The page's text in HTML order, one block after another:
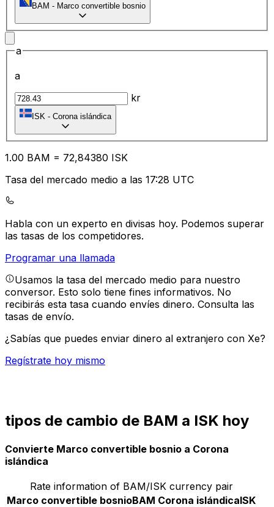
BAM - Marco convertible bosnio
a
a
kr
ISK - Corona islándica
1.00 BAM = 72,84380 ISK
Tasa del mercado medio a las 17:28 UTC
Habla con un experto en divisas hoy. Podemos superar
las tasas de los competidores.
Programar una llamada
Usamos la tasa del mercado medio para nuestro
conversor. Esto solo tiene fines informativos. No
recibirás esta tasa cuando envíes dinero. Consulta las
tasas de envío.
¿Sabías que puedes enviar dinero al extranjero con Xe?
Regístrate hoy mismo
tipos de cambio de BAM a ISK hoy
Convierte Marco convertible bosnio a Corona
islándica
Rate information of BAM/ISK currency pair
Marco convertible bosnioBAM Corona islándicaISK